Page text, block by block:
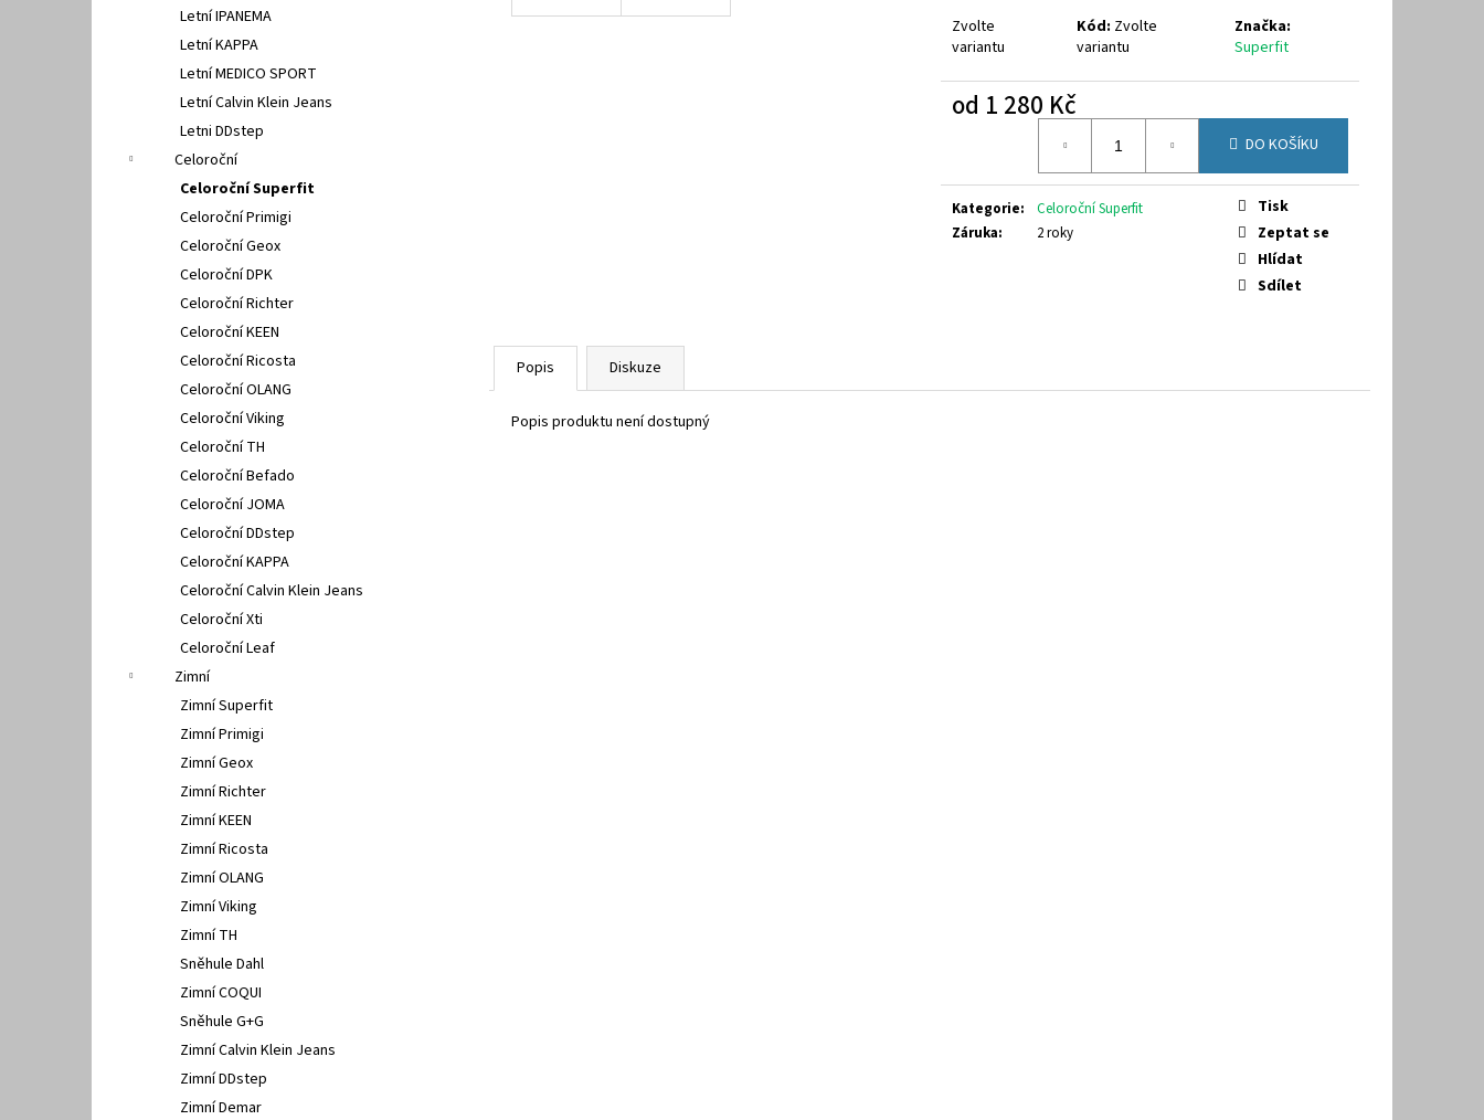
Letní IPANEMA
Letní KAPPA
Letní MEDICO SPORT
Letní Calvin Klein Jeans
Letni DDstep
Celoroční
Celoroční Superfit
Celoroční Primigi
Celoroční Geox
Celoroční DPK
Celoroční Richter
Celoroční KEEN
Celoroční Ricosta
Celoroční OLANG
Celoroční Viking
Celoroční TH
Celoroční Befado
Celoroční JOMA
Celoroční DDstep
Celoroční KAPPA
Celoroční Calvin Klein Jeans
Celoroční Xti
Celoroční Leaf
Zimní
Zimní Superfit
Zimní Primigi
Zimní Geox
Zimní Richter
Zimní KEEN
Zimní Ricosta
Zimní OLANG
Zimní Viking
Zimní TH
Sněhule Dahl
Zimní COQUI
Sněhule G+G
Zimní Calvin Klein Jeans
Zimní DDstep
Zimní Demar
Zvolte
variantu
Kód: Zvolte
variantu
Značka:
Superfit
od 1 280 Kč
DO KOŠÍKU
Kategorie:
Celoroční Superfit
Záruka: 2 roky
Tisk
Zeptat se
Hlídat
Sdílet
Popis Diskuze
Popis produktu není dostupný